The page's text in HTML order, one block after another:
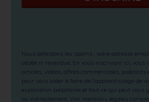
Nous détestons les spams : votre adresse
cédée ni revendue. En vous inscrivant ici, vous
articles, vidéos, offres commerciales, podcasts
pour vous aider à faire de l'apprentissage de
exploration palpitante et tout ce qui peut vous
ou indirectement. Voir mentions légales